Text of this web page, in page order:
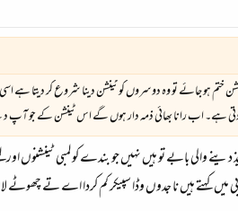
ہو جائے تو وہ دوسروں کو ٹینشن دینا شروع کر دیتا ہے اسی
ہے۔ اب رانا بھائی ذمہ دار ہوں گے اس ٹینشن کے جو آپ
دینے والی بابے تو ہیں نہیں جو بندے کو لمبی ٹینشنوں
میں کہتے ہیں نا جدوں وڈا سپیکر کم کردا اے تے